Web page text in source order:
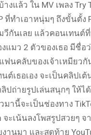
งแล้ว ใน MV เพลง Try
ที่ทำเอาหนุ่มๆ ถึงขั้นตั้ง
วีกันเลย แล้วคอนเทนต์
แมว 2 ตัวของเธอ มีชื่อ
ฟนคลับของเจ้าเหมียว
ต์เธอเอง จะเป็นคลิปเ
ปถ่ายรูปเล่นสนุกๆ ให้ไ
านี้จะเป็นช่องทาง
จะเน้นลงโพสรูปสวยๆ จ
านมา และสุดท้าย